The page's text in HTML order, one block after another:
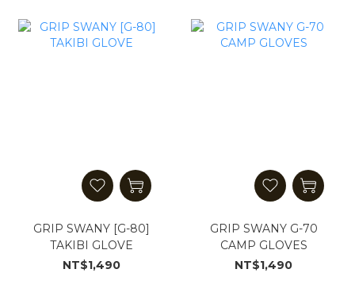
GRIP SWANY [G-80]
TAKIBI GLOVE
NT$1,490
GRIP SWANY G-70
CAMP GLOVES
NT$1,490